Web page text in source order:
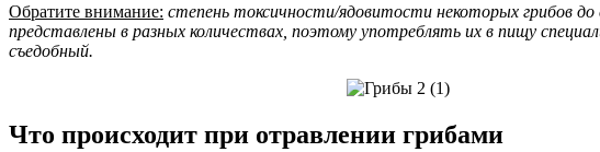
Обратите внимание: степень токсичности/ядовитости некоторых грибов
представлены в разных количествах, поэтому употреблять их в пищу
съедобный.
Что происходит при отравлении грибами